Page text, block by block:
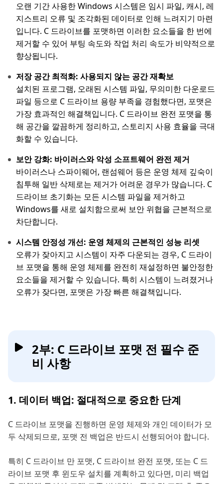
오랜 기간 사용한 Windows 시스템은 임시 파일, 캐시, 레
지스트리 오류 및 조각화된 데이터로 인해 느려지기 마련
입니다. C 드라이브를 포맷하면 이러한 요소들을 한 번에
제거할 수 있어 부팅 속도와 작업 처리 속도가 비약적으로
향상됩니다.
저장 공간 최적화: 사용되지 않는 공간 재확보
설치된 프로그램, 오래된 시스템 파일, 무의미한 다운로드
파일 등으로 C 드라이브 용량 부족을 경험했다면, 포맷은
가장 효과적인 해결책입니다. C 드라이브 완전 포맷을 통
해 공간을 깔끔하게 정리하고, 스토리지 사용 효율을 극대
화할 수 있습니다.
보안 강화: 바이러스와 악성 소프트웨어 완전 제거
바이러스나 스파이웨어, 랜섬웨어 등은 운영 체제 깊숙이
침투해 일반 삭제로는 제거가 어려운 경우가 많습니다. C
드라이브 초기화는 모든 시스템 파일을 제거하고
Windows를 새로 설치함으로써 보안 위협을 근본적으로
차단합니다.
시스템 안정성 개선: 운영 체제의 근본적인 성능 리셋
오류가 잦아지고 시스템이 자주 다운되는 경우, C 드라이
브 포맷을 통해 운영 체제를 완전히 재설정하면 불안정한
요소들을 제거할 수 있습니다. 특히 시스템이 느려졌거나
오류가 잦다면, 포맷은 가장 빠른 해결책입니다.
2부: C 드라이브 포맷 전 필수 준
비 사항
1. 데이터 백업: 절대적으로 중요한 단계
C 드라이브 포맷을 진행하면 운영 체제와 개인 데이터가 모
두 삭제되므로, 포맷 전 백업은 반드시 선행되어야 합니다.
특히 C 드라이브 만 포맷, C 드라이브 완전 포맷, 또는 C 드
라이브 포맷 후 윈도우 설치를 계획하고 있다면, 미리 백업